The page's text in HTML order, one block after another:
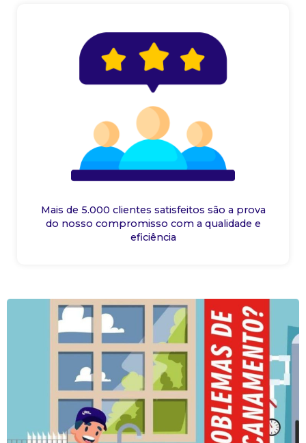
Mais de 5.000 clientes satisfeitos são a prova
do nosso compromisso com a qualidade e
eficiência